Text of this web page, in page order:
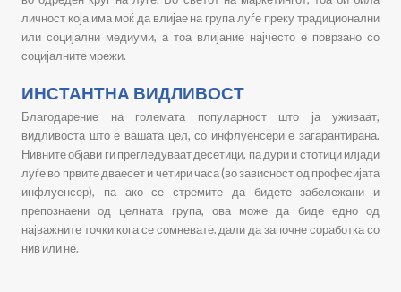
личност која има моќ да влијае на група луѓе преку традиционални
или социјални медиуми, а тоа влијание најчесто е поврзано со
социјалните мрежи.
ИНСТАНТНА ВИДЛИВОСТ
Благодарение на големата популарност што ја уживаат,
видливоста што е вашата цел, со инфлуенсери е загарантирана.
Нивните објави ги прегледуваат десетици, па дури и стотици илјади
луѓе во првите дваесет и четири часа (во зависност од професијата
инфлуенсер), па ако се стремите да бидете забележани и
препознаени од целната група, ова може да биде едно од
најважните точки кога се сомневате. дали да започне соработка со
нив или не.